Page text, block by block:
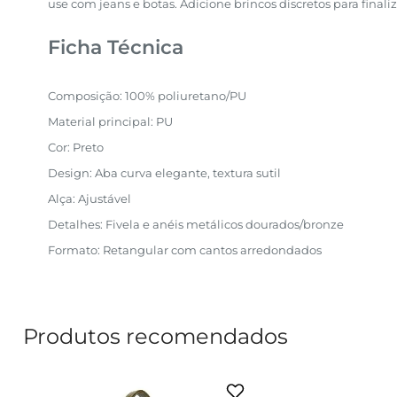
use com jeans e botas. Adicione brincos discretos para
Ficha Técnica
Composição: 100% poliuretano/PU
Material principal: PU
Cor: Preto
Design: Aba curva elegante, textura sutil
Alça: Ajustável
Detalhes: Fivela e anéis metálicos dourados/bronze
Formato: Retangular com cantos arredondados
Produtos recomendados